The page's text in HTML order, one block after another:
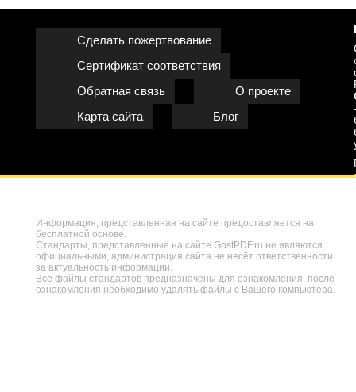
Сделать пожертвование
Сертификат соответствия
Обратная связь
О проекте
Карта сайта
Блог
Информация, представленная на сайте предоставляется на
бесплатной основе.
Стандарты, представленные на сайте GostPDF.ru не являются
официальными, администрация сайта не несёт ответственности
за актуальность информации.
Все файлы стандартов предназначены для ознакомления, после
ознакомления необходимо удалять файлы с Вашего компьютера.